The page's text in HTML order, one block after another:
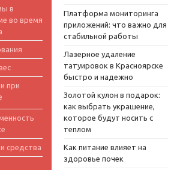
в
во время
при
средства
Платформа мониторинга
приложений: что важно для
стабильной работы
Лазерное удаление
татуировок в Красноярске
быстро и надежно
Золотой кулон в подарок:
как выбрать украшение,
которое будут носить с
теплом
Как питание влияет на
здоровье почек